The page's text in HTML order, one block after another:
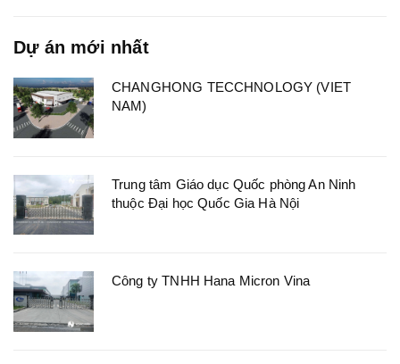
Dự án mới nhất
CHANGHONG TECCHNOLOGY (VIET
NAM)
Trung tâm Giáo dục Quốc phòng An Ninh
thuộc Đại học Quốc Gia Hà Nội
Công ty TNHH Hana Micron Vina